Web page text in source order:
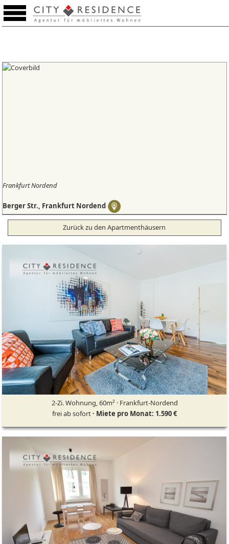
Merkzettel (0)
Frankfurt Nordend
Berger Str., Frankfurt Nordend
Zurück zu den Apartmenthäusern
2-Zi. Wohnung, 60m² · Frankfurt-Nordend
frei ab sofort· Miete pro Monat: 1.590 €